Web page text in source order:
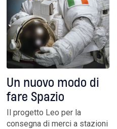
Un nuovo modo di
fare Spazio
Il progetto Leo per la
consegna di merci a stazioni